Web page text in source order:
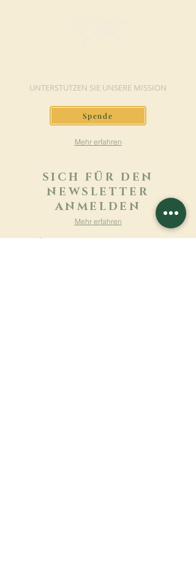
UNTERSTÜTZEN SIE UNSERE MISSION
Spende
Mehr erfahren
SICH FÜR DEN
NEWSLETTER
ANMELDEN
Mehr erfahren
Nachname